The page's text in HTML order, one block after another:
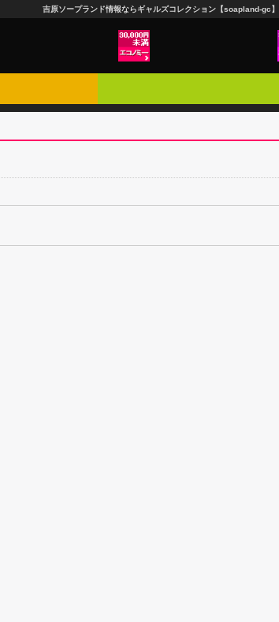
吉原ソープランド情報ならギャルズコレクション【soapland-gc】